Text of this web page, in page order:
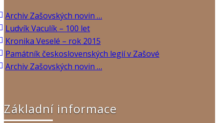
Archiv Zašovských novin …
Ludvík Vaculík – 100 let
Kronika Veselé – rok 2015
Památník československých legií v Zašové
Archiv Zašovských novin …
Základní informace